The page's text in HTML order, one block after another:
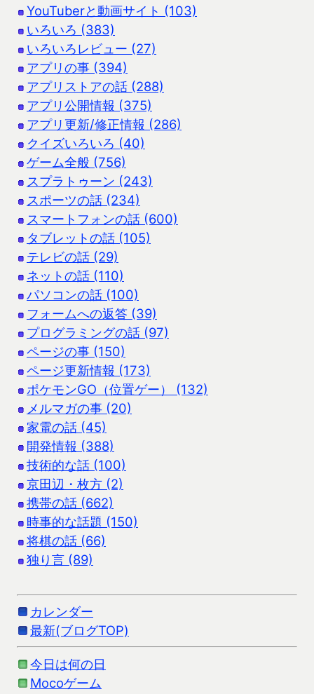
YouTuberと動画サイト (103)
いろいろ (383)
いろいろレビュー (27)
アプリの事 (394)
アプリストアの話 (288)
アプリ公開情報 (375)
アプリ更新/修正情報 (286)
クイズいろいろ (40)
ゲーム全般 (756)
スプラトゥーン (243)
スポーツの話 (234)
スマートフォンの話 (600)
タブレットの話 (105)
テレビの話 (29)
ネットの話 (110)
パソコンの話 (100)
フォームへの返答 (39)
プログラミングの話 (97)
ページの事 (150)
ページ更新情報 (173)
ポケモンGO（位置ゲー） (132)
メルマガの事 (20)
家電の話 (45)
開発情報 (388)
技術的な話 (100)
京田辺・枚方 (2)
携帯の話 (662)
時事的な話題 (150)
将棋の話 (66)
独り言 (89)
カレンダー
最新(ブログTOP)
今日は何の日
Mocoゲーム